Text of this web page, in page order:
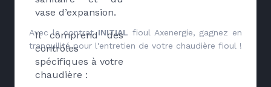
vase d’expansion.
Il comprend des
contrôles
spécifiques à votre
chaudière :
Avec le contratINITIAL fioul Axenergie, gagnez en
tranquilité pour l'entretien de votre chaudière fioul !